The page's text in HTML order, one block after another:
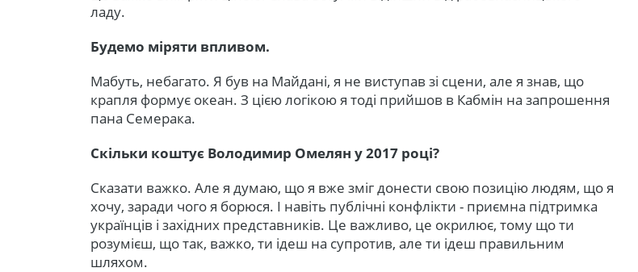
ладу.
Будемо міряти впливом.
Мабуть, небагато. Я був на Майдані, я не виступав зі сцени, але я знав, що
крапля формує океан. З цією логікою я тоді прийшов в Кабмін на запрошення
пана Семерака.
Скільки коштує Володимир Омелян у 2017 році?
Сказати важко. Але я думаю, що я вже зміг донести свою позицію людям, що я
хочу, заради чого я борюся. І навіть публічні конфлікти - приємна підтримка
українців і західних представників. Це важливо, це окрилює, тому що ти
розумієш, що так, важко, ти ідеш на супротив, але ти ідеш правильним
шляхом.